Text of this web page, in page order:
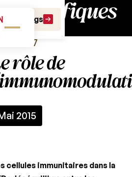
un legs
scientifiques
37
rôle de
2015
cellules immunitaires dans la